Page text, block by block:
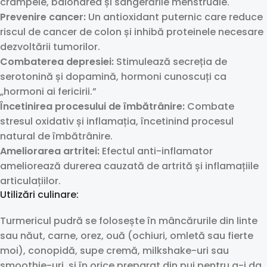
Prevenire cancer: Un antioxidant puternic care reduce
riscul de cancer de colon și inhibă proteinele necesare
dezvoltării tumorilor.
Combaterea depresiei: Stimulează secreția de
serotonină și dopamină, hormoni cunoscuți ca
„hormoni ai fericirii.”
Încetinirea procesului de îmbătrânire: Combate
stresul oxidativ și inflamația, încetinind procesul
natural de îmbătrânire.
Ameliorarea artritei: Efectul anti-inflamator
ameliorează durerea cauzată de artrită și inflamațiile
articulațiilor.
Utilizări culinare:
Turmericul pudră se folosește în mâncărurile din linte
sau năut, carne, orez, ouă (ochiuri, omletă sau fierte
moi), conopidă, supe cremă, milkshake-uri sau